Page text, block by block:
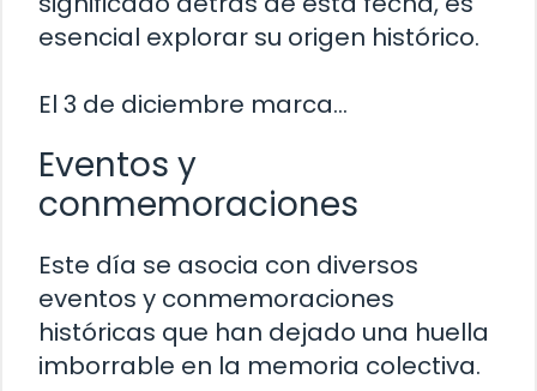
esencial explorar su origen histórico.
El 3 de diciembre marca…
Eventos y
conmemoraciones
Este día se asocia con diversos
eventos y conmemoraciones
históricas que han dejado una huella
imborrable en la memoria colectiva.